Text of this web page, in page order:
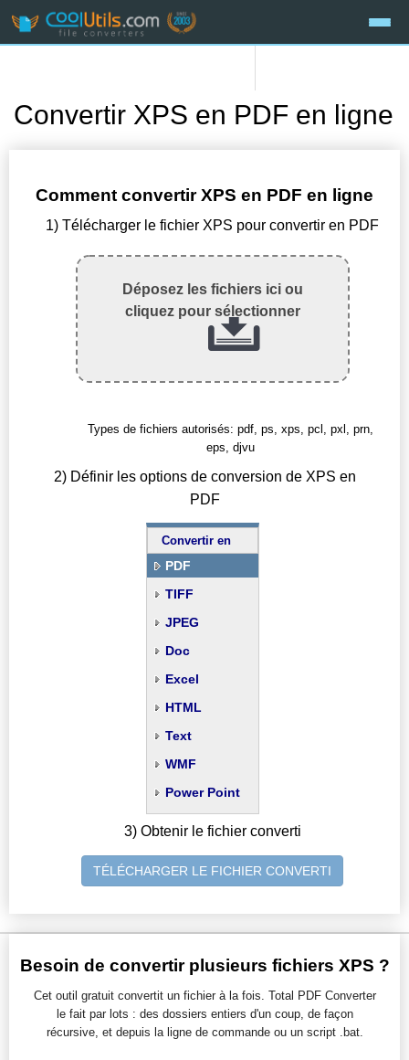
Convertir XPS en PDF en ligne
Comment convertir XPS en PDF en ligne
1) Télécharger le fichier XPS pour convertir en PDF
Déposez les fichiers ici ou
cliquez pour sélectionner
Types de fichiers autorisés: pdf, ps, xps, pcl, pxl, prn,
eps, djvu
2) Définir les options de conversion de XPS en
PDF
Convertir en
PDF
TIFF
JPEG
Doc
Excel
HTML
Text
WMF
Power Point
3) Obtenir le fichier converti
TÉLÉCHARGER LE FICHIER CONVERTI
Besoin de convertir plusieurs fichiers XPS ?
Cet outil gratuit convertit un fichier à la fois. Total PDF Converter
le fait par lots : des dossiers entiers d'un coup, de façon
récursive, et depuis la ligne de commande ou un script .bat.